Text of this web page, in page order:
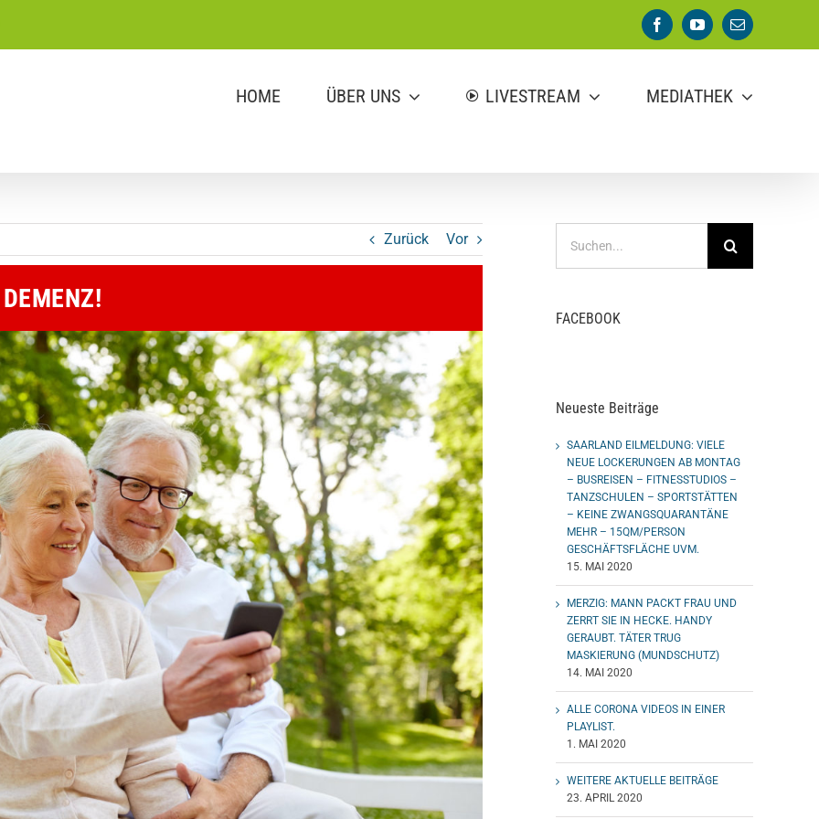
FacebookYouTube
E-
Mail
HOME ÜBER UNS LIVESTREAM MEDIATHEK
Zurück Vor
nach:
FACEBOOK
Neueste Beiträge
SAARLAND EILMELDUNG: VIELE
NEUE LOCKERUNGEN AB MONTAG
– BUSREISEN – FITNESSTUDIOS –
TANZSCHULEN – SPORTSTÄTTEN
– KEINE ZWANGSQUARANTÄNE
MEHR – 15QM/PERSON
GESCHÄFTSFLÄCHE UVM.
15. MAI 2020
MERZIG: MANN PACKT FRAU UND
ZERRT SIE IN HECKE. HANDY
GERAUBT. TÄTER TRUG
MASKIERUNG (MUNDSCHUTZ)
14. MAI 2020
ALLE CORONA VIDEOS IN EINER
PLAYLIST.
1. MAI 2020
WEITERE AKTUELLE BEITRÄGE
23. APRIL 2020